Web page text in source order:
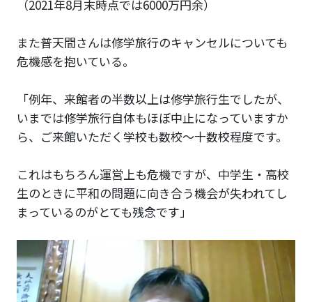
（2021年8月末時点では6000万円余）
また普天間さんは修学旅行のキャンセルについても
危機感を抱いている。
「例年、来館者の半数以上は修学旅行生でしたが、
いまでは修学旅行自体もほぼ中止になっていますか
ら、ご来館いただく学校も数校〜十数校程度です。
これはもちろん運営上も危機ですが、中学生・高校
生のときに平和の問題に向き合う機会が失われてし
まっているのがとても残念です」